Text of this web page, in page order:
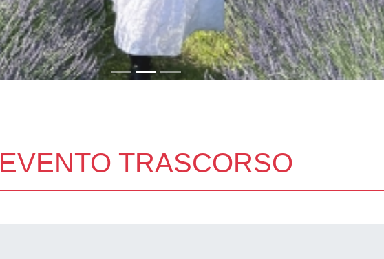
EVENTO TRASCORSO